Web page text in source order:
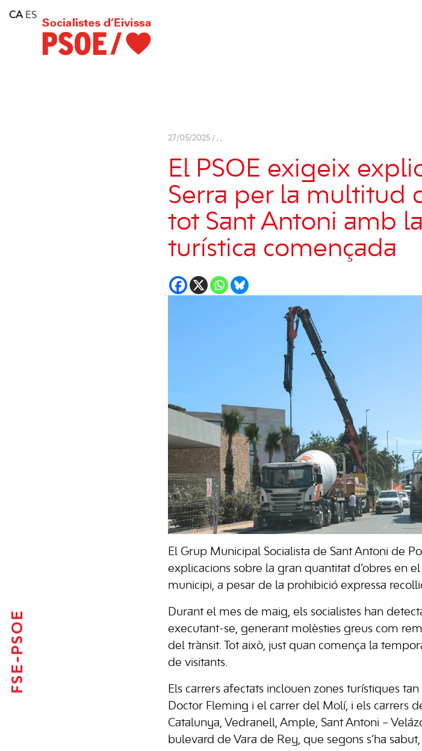
Consell Insular d'Eivissa
Services
FSE-PSOE
27/05/2025 / , ,
El PSOE exigeix
Serra per la multitud
tot Sant Antoni amb
turística començada
El Grup Municipal Socialista de Sant Antoni de
explicacions sobre la gran quantitat d’obres en
municipi, a pesar de la prohibició expressa
Durant el mes de maig, els socialistes han
executant-se, generant molèsties greus com
del trànsit. Tot això, just quan comença la
de visitants.
Els carrers afectats inclouen zones turístiques
Doctor Fleming i el carrer del Molí, i els carrers
Catalunya, Vedranell, Ample, Sant Antoni –
bulevard de Vara de Rey, que segons s’ha
CA ES